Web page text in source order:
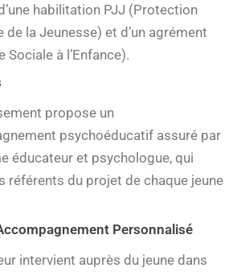
habilitation PJJ (Protection
de la Jeunesse) et d’un agrément
Sociale à l’Enfance).
propose un
psychoéducatif assuré par
éducateur et psychologue, qui
référents du projet de chaque jeune
Personnalisé
intervient auprès du jeune dans